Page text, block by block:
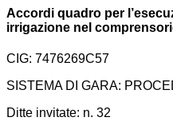
Accordi quadro per
irrigazione nel
CIG: 7476269C57
SISTEMA DI GARA:
Ditte invitate: n. 32